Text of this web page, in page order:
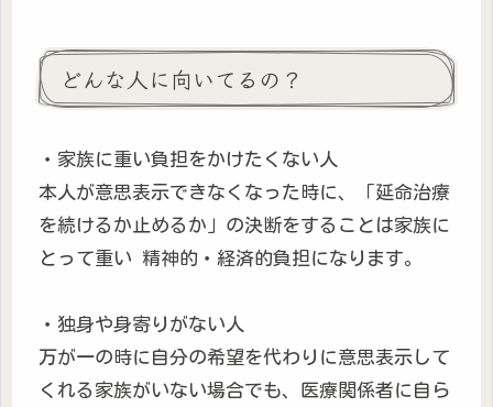
どんな人に向いてるの？
・家族に重い負担をかけたくない人
本人が意思表示できなくなった時に、「延命治療
を続けるか止めるか」の決断をすることは家族に
とって重い 精神的・経済的負担になります。
・独身や身寄りがない人
万が一の時に自分の希望を代わりに意思表示して
くれる家族がいない場合でも、医療関係者に自ら